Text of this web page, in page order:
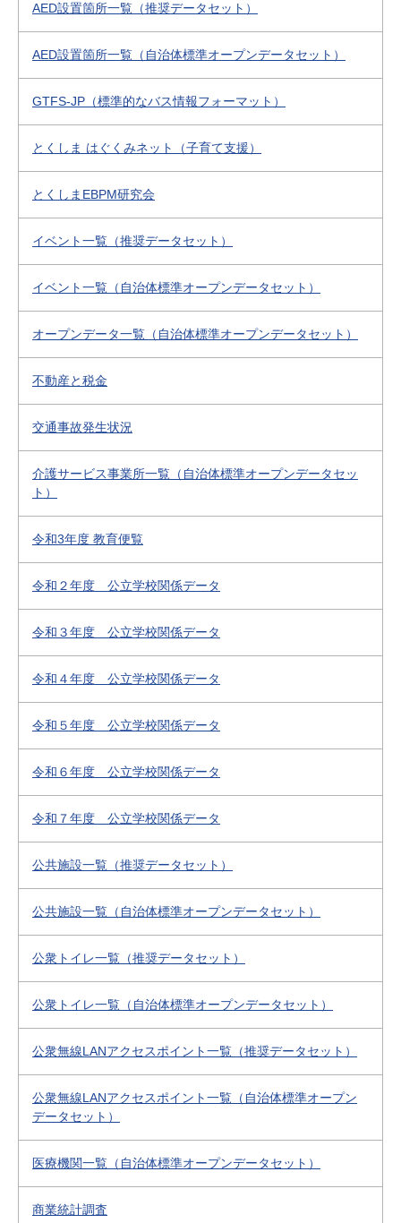
AED設置箇所一覧（推奨データセット）
AED設置箇所一覧（自治体標準オープンデータセット）
GTFS-JP（標準的なバス情報フォーマット）
とくしま はぐくみネット（子育て支援）
とくしまEBPM研究会
イベント一覧（推奨データセット）
イベント一覧（自治体標準オープンデータセット）
オープンデータ一覧（自治体標準オープンデータセット）
不動産と税金
交通事故発生状況
介護サービス事業所一覧（自治体標準オープンデータセッ
ト）
令和3年度 教育便覧
令和２年度 公立学校関係データ
令和３年度 公立学校関係データ
令和４年度 公立学校関係データ
令和５年度 公立学校関係データ
令和６年度 公立学校関係データ
令和７年度 公立学校関係データ
公共施設一覧（推奨データセット）
公共施設一覧（自治体標準オープンデータセット）
公衆トイレ一覧（推奨データセット）
公衆トイレ一覧（自治体標準オープンデータセット）
公衆無線LANアクセスポイント一覧（推奨データセット）
公衆無線LANアクセスポイント一覧（自治体標準オープン
データセット）
医療機関一覧（自治体標準オープンデータセット）
商業統計調査